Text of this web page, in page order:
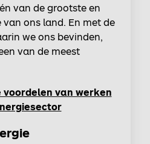
van de grootste en
ons land. En met de
we ons bevinden,
van de meest
voordelen van werken